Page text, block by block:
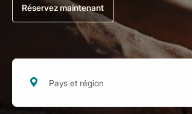
Réservez maintenant